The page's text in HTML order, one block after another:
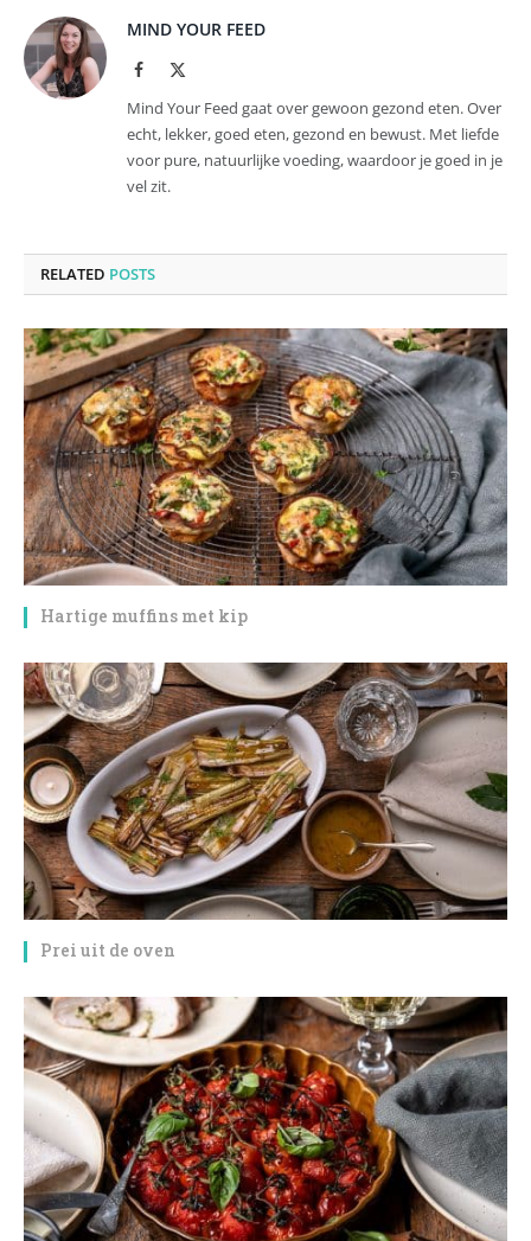
MIND YOUR FEED
Facebook
Mind Your Feed gaat over gewoon gezond eten. Over
echt, lekker, goed eten, gezond en bewust. Met liefde
voor pure, natuurlijke voeding, waardoor je goed in je
vel zit.
RELATED POSTS
Hartige muffins met kip
Prei uit de oven